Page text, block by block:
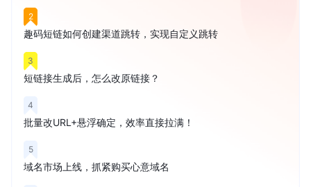
2
趣码短链如何创建渠道跳转，实现自定义跳转
3
短链接生成后，怎么改原链接？
4
批量改URL+悬浮确定，效率直接拉满！
5
域名市场上线，抓紧购买心意域名